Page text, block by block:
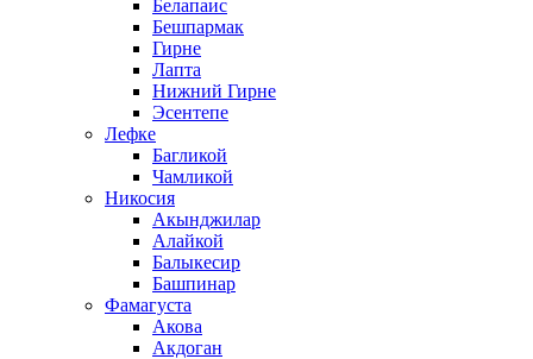
Белапаис
Бешпармак
Гирне
Лапта
Нижний Гирне
Эсентепе
Лефке
Багликой
Чамликой
Никосия
Акынджилар
Алайкой
Балыкесир
Башпинар
Фамагуста
Акова
Акдоган